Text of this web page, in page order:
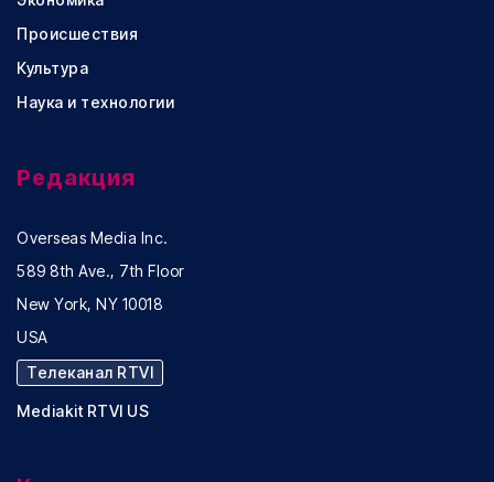
Происшествия
Культура
Наука и технологии
Редакция
Overseas Media Inc.
589 8th Ave., 7th Floor
New York, NY 10018
USA
Телеканал RTVI
Mediakit RTVI US